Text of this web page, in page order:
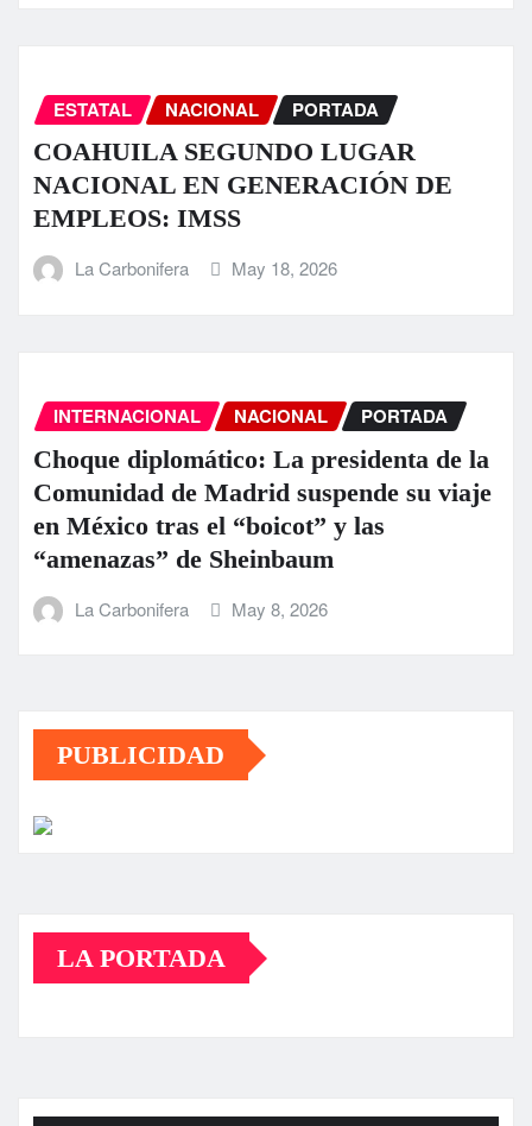
ESTATAL NACIONAL PORTADA
COAHUILA SEGUNDO LUGAR
NACIONAL EN GENERACIÓN DE
EMPLEOS: IMSS
La Carbonifera May 18, 2026
INTERNACIONAL NACIONAL PORTADA
Choque diplomático: La presidenta de la
Comunidad de Madrid suspende su viaje
en México tras el “boicot” y las
“amenazas” de Sheinbaum
La Carbonifera May 8, 2026
PUBLICIDAD
LA PORTADA